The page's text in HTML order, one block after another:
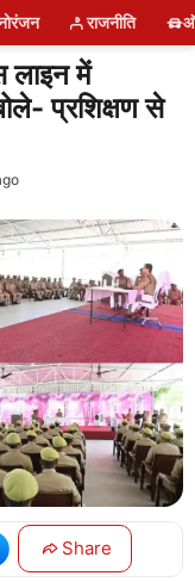
राजनीति
में
प्रशिक्षण से
Share